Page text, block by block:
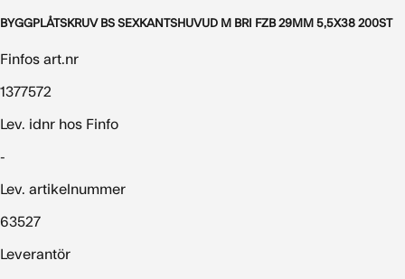
BYGGPLÅTSKRUV BS SEXKANTSHUVUD M BRI FZB 29MM 5,5X38 200ST
Finfos art.nr
1377572
Lev. idnr hos Finfo
-
Lev. artikelnummer
63527
Leverantör